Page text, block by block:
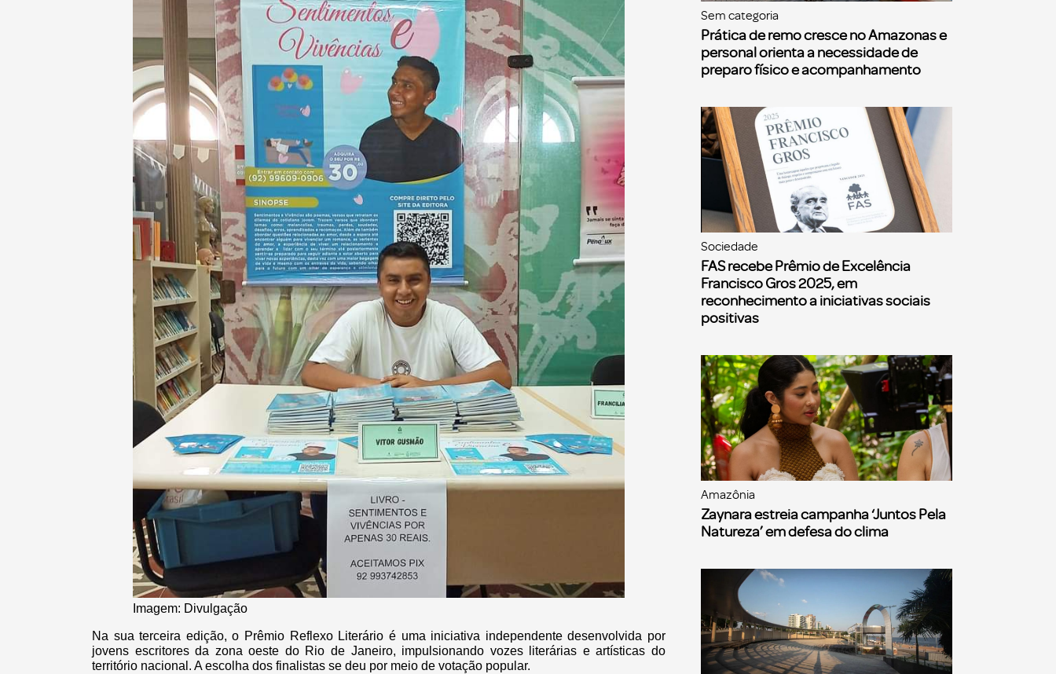
Imagem: Divulgação
Na sua terceira edição, o Prêmio Reflexo Literário é uma iniciativa independente desenvolvida por
jovens escritores da zona oeste do Rio de Janeiro, impulsionando vozes literárias e artísticas do
território nacional. A escolha dos finalistas se deu por meio de votação popular.
Sem categoria
Prática de remo cresce no Amazonas e
personal orienta a necessidade de
preparo físico e acompanhamento
Sociedade
FAS recebe Prêmio de Excelência
Francisco Gros 2025, em
reconhecimento a iniciativas sociais
positivas
Amazônia
Zaynara estreia campanha ‘Juntos Pela
Natureza’ em defesa do clima